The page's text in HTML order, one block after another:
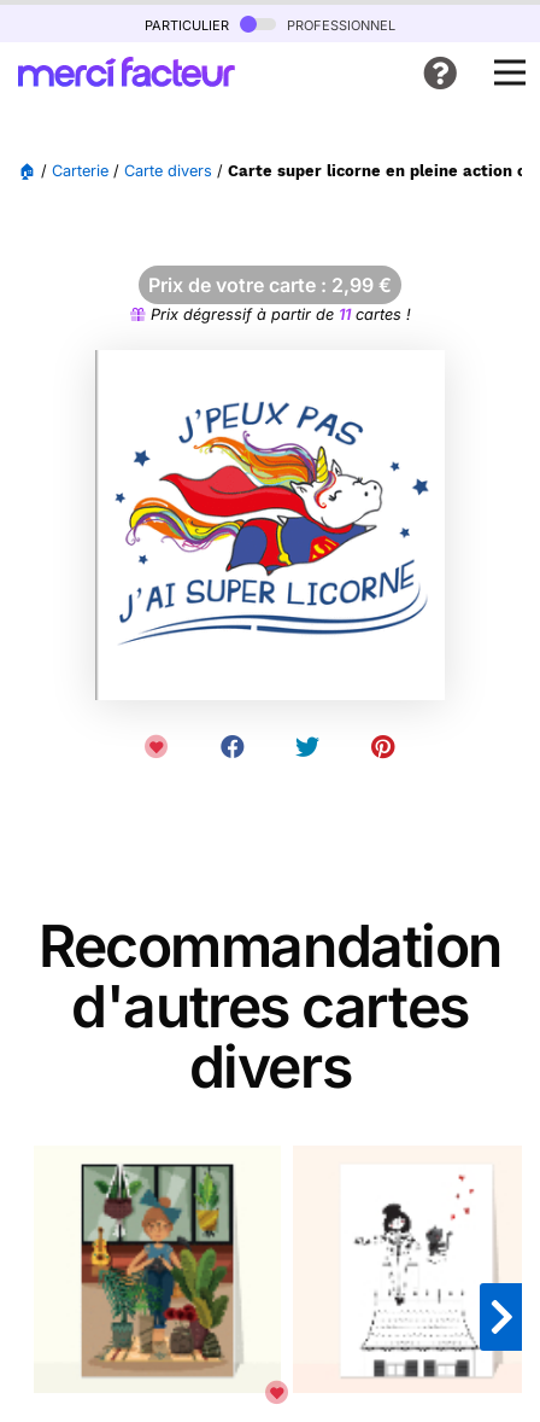
particulier professionnel
🏠 / Carterie / Carte divers / Carte super licorne en pleine action
Prix de votre carte : 2,99 €
Prix dégressif à partir de 11cartes !
Recommandation
d'autres cartes
divers